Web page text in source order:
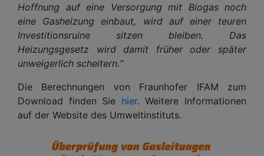
Hoffnung auf eine Versorgung mit Biogas noch
eine Gasheizung einbaut, wird auf einer teuren
Investitionsruine sitzen bleiben. Das
Heizungsgesetz wird damit früher oder später
unweigerlich scheitern.“
Die Berechnungen von Fraunhofer IFAM zum
Download finden Sie hier. Weitere Informationen
auf der Website des Umweltinstituts.